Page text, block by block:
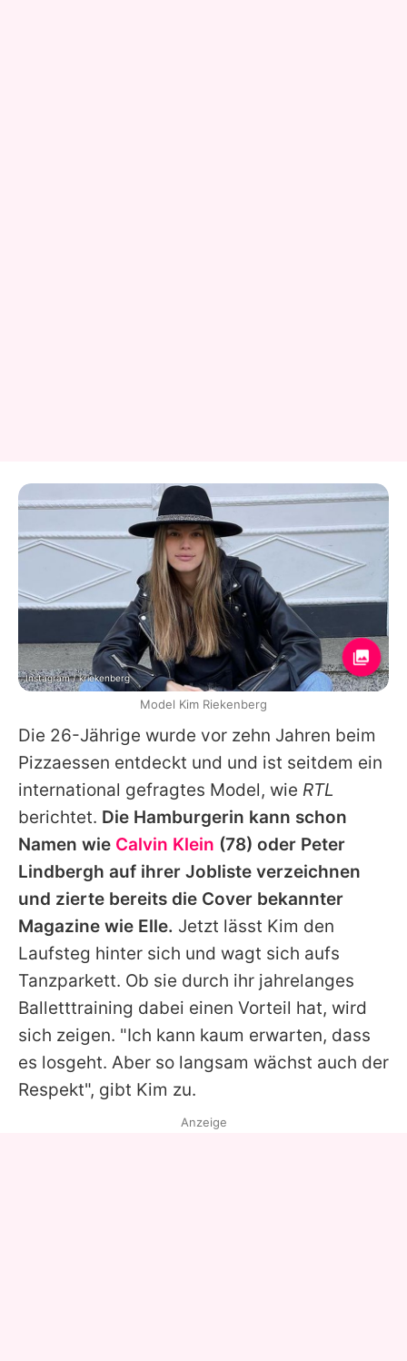
Die 26-Jährige wurde vor zehn Jahren beim
Pizzaessen entdeckt und und ist seitdem ein
international gefragtes Model, wie RTL
berichtet. Die Hamburgerin kann schon
Namen wie Calvin Klein (78) oder Peter
Lindbergh auf ihrer Jobliste verzeichnen
und zierte bereits die Cover bekannter
Magazine wie Elle. Jetzt lässt Kim den
Laufsteg hinter sich und wagt sich aufs
Tanzparkett. Ob sie durch ihr jahrelanges
Balletttraining dabei einen Vorteil hat, wird
sich zeigen. "Ich kann kaum erwarten, dass
es losgeht. Aber so langsam wächst auch der
Respekt", gibt Kim zu.
Instagram / kriekenberg
Model Kim Riekenberg
Anzeige